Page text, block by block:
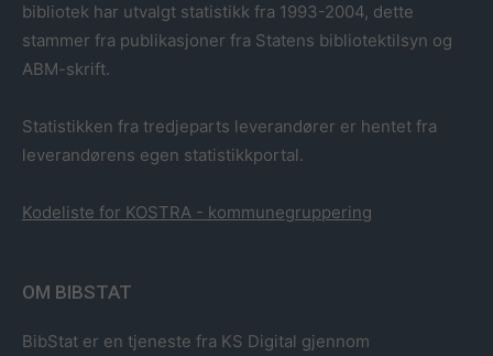
bibliotek har utvalgt statistikk fra 1993-2004, dette
stammer fra publikasjoner fra Statens bibliotektilsyn og
ABM-skrift.
Statistikken fra tredjeparts leverandører er hentet fra
leverandørens egen statistikkportal.
Kodeliste for KOSTRA - kommunegruppering
OM BIBSTAT
BibStat er en tjeneste fra KS Digital gjennom